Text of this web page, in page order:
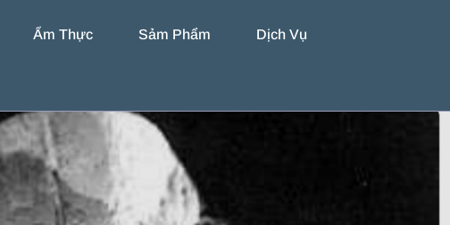
Ẩm Thực Sảm Phẩm Dịch Vụ